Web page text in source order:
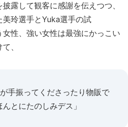
露して観客に感謝を伝えつつ、
美玲選手とYuka選手の試
性、強い女性は最強にかっこい
、
手振ってくださったり物販で
とにたのしみデス」